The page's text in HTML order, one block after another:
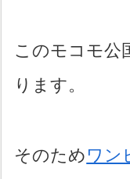
このモコモ公
ります。
そのため ワン